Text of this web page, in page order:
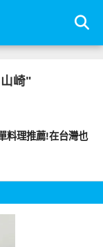
崎"
料理推薦!在台灣也